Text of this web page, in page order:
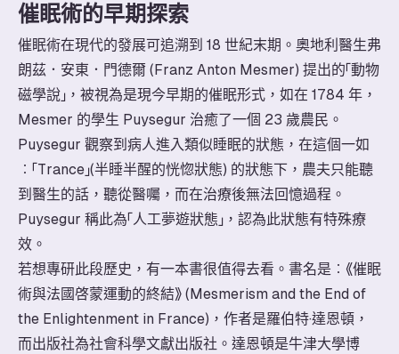
催眠術的早期探索
催眠術在現代的發展可追溯到 18 世紀末期。奧地利醫生弗
朗茲．安東．門德爾 (Franz Anton Mesmer) 提出的「動物
磁學說」，被視為是現今早期的催眠形式，如在 1784 年，
Mesmer 的學生 Puysegur 治癒了一個 23 歲農民。
Puysegur 觀察到病人進入類似睡眠的狀態，在這個一如
︰「Trance」(半睡半醒的恍惚狀態) 的狀態下，農夫只能聽
到醫生的話，聽從醫囑，而在治療後無法回憶過程。
Puysegur 稱此為「人工夢遊狀態」，認為此狀態有特殊療
效。
若想專研此段歷史，有一本書很值得去看。書名是︰《催眠
術與法國啓蒙運動的終結》 (Mesmerism and the End of
the Enlightenment in France)，作者是羅伯特·達恩頓，
而出版社為社會科學文獻出版社。達恩頓是牛津大學博